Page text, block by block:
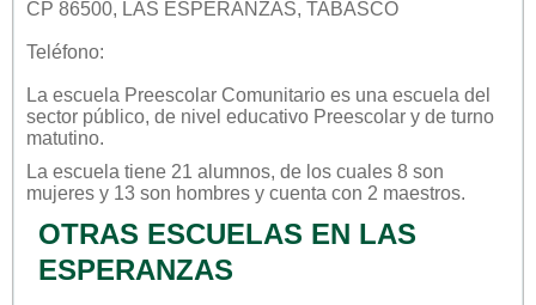
CP 86500, LAS ESPERANZAS, TABASCO
Teléfono:
La escuela Preescolar Comunitario es una escuela del
sector público, de nivel educativo Preescolar y de turno
matutino.
La escuela tiene 21 alumnos, de los cuales 8 son
mujeres y 13 son hombres y cuenta con 2 maestros.
OTRAS ESCUELAS EN LAS
ESPERANZAS